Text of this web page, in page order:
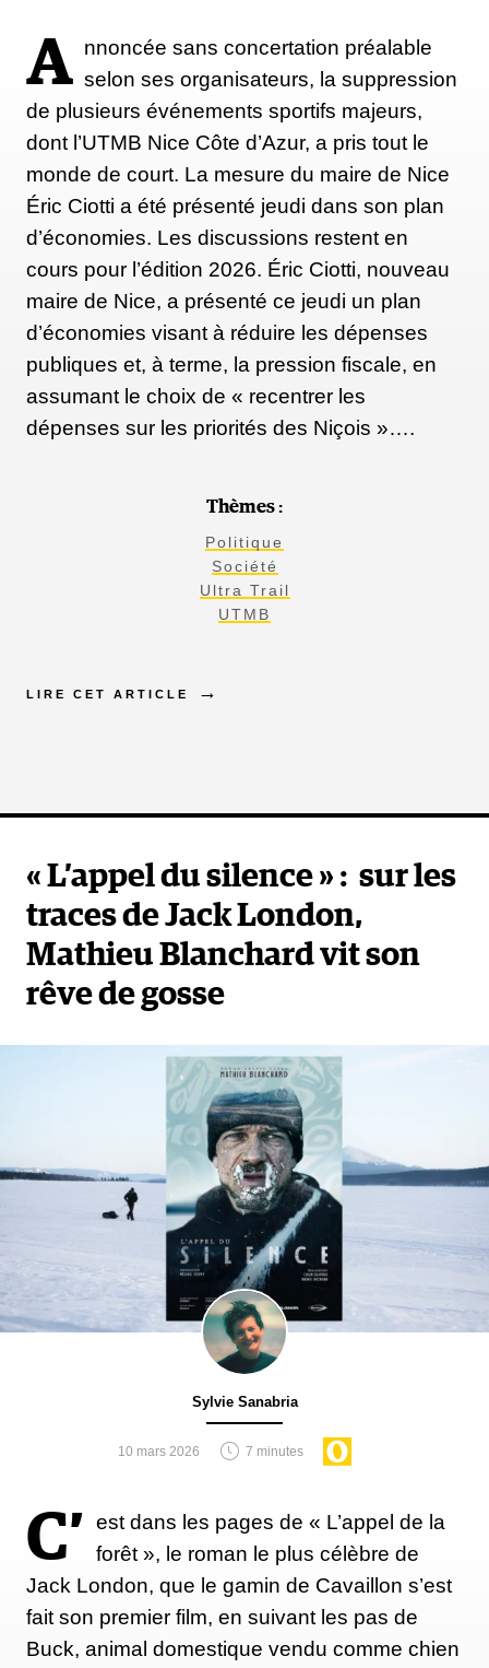
A nnoncée sans concertation préalable
selon ses organisateurs, la suppression
de plusieurs événements sportifs majeurs,
dont l’UTMB Nice Côte d’Azur, a pris tout le
monde de court. La mesure du maire de Nice
Éric Ciotti a été présenté jeudi dans son plan
d’économies. Les discussions restent en
cours pour l’édition 2026. Éric Ciotti, nouveau
maire de Nice, a présenté ce jeudi un plan
d’économies visant à réduire les dépenses
publiques et, à terme, la pression fiscale, en
assumant le choix de « recentrer les
dépenses sur les priorités des Niçois »….
Thèmes :
Politique
Société
Ultra Trail
UTMB
LIRE CET ARTICLE
« L’appel du silence » : sur les
traces de Jack London,
Mathieu Blanchard vit son
rêve de gosse
Sylvie Sanabria
10 mars 2026 7 minutes
C’
est dans les pages de « L’appel de la
forêt », le roman le plus célèbre de
Jack London, que le gamin de Cavaillon s’est
fait son premier film, en suivant les pas de
Buck, animal domestique vendu comme chien